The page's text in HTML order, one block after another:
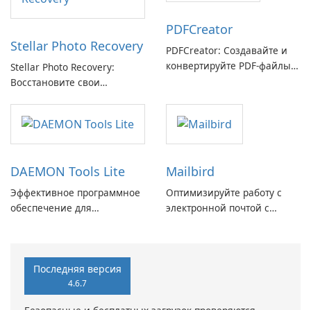
Stellar Photo Recovery
Stellar Photo Recovery:
Восстановите свои
с легкостью
PDFCreator
PDFCreator: Создавайте и
конвертируйте PDF-файлы с
DAEMON Tools Lite
Эффективное программное
обеспечение для
Mailbird
Оптимизируйте работу с
электронной почтой с
Последняя версия
4.6.7